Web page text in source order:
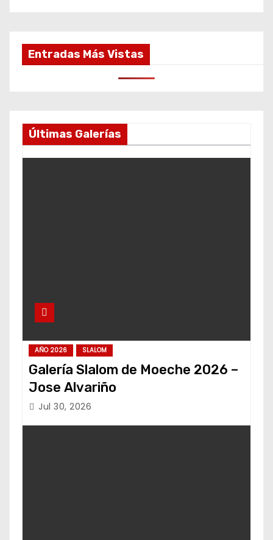
Entradas Más Vistas
Últimas Galerías
AÑO 2026 SLALOM
Galería Slalom de Moeche 2026 –
Jose Alvariño
Jul 30, 2026